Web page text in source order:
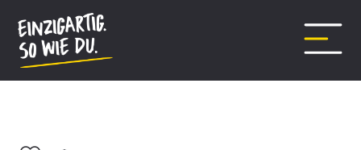
springen